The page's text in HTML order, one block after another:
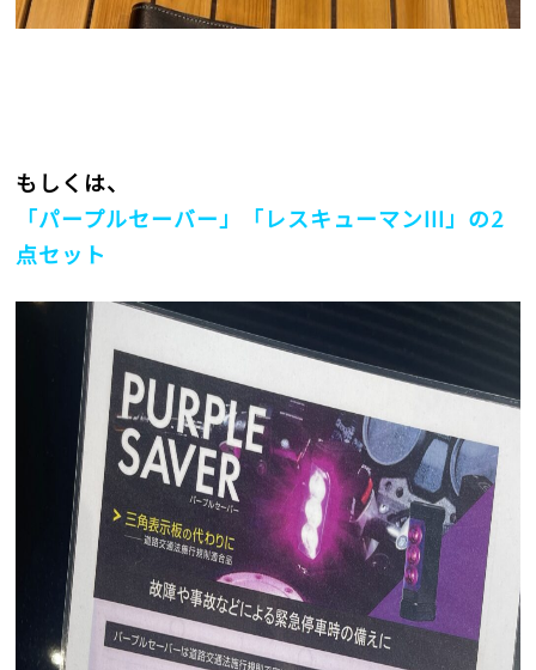
もしくは、
「パープルセーバー」「レスキューマンIII」の2
点セット